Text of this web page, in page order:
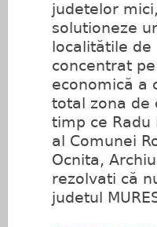
judetelor
solutioneze
localitătile
concentrat
economică a
total zona de
timp ce Radu
al Comunei
Ocnita,
rezolvati că
judetul